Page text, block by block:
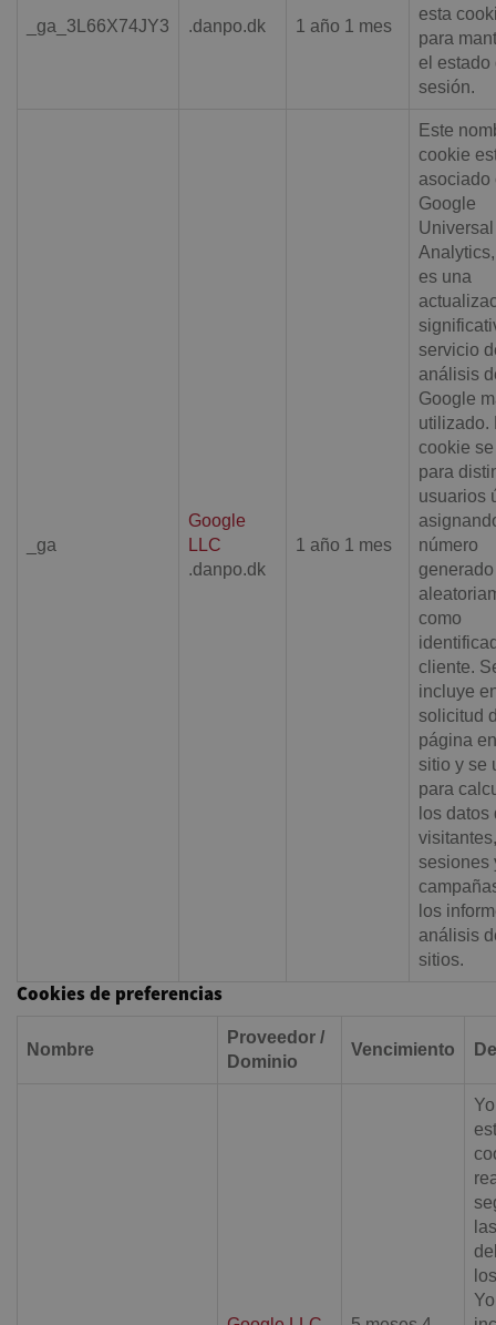
_ga_3L66X74JY3 .danpo.dk 1 año 1 mes
esta
para
el estado
sesión.
_ga
Google
LLC
.danpo.dk
1 año 1 mes
Este
cookie
asociado
Google
Universal
es una
servicio
análisis
Google
utilizado.
cookie
para
usuarios
número
generado
como
cliente.
incluye
solicitud
página
sitio y se
para
los datos
visitantes,
sesiones
los
análisis
sitios.
Cookies de preferencias
Nombre
Proveedor /
Dominio
Vencimiento